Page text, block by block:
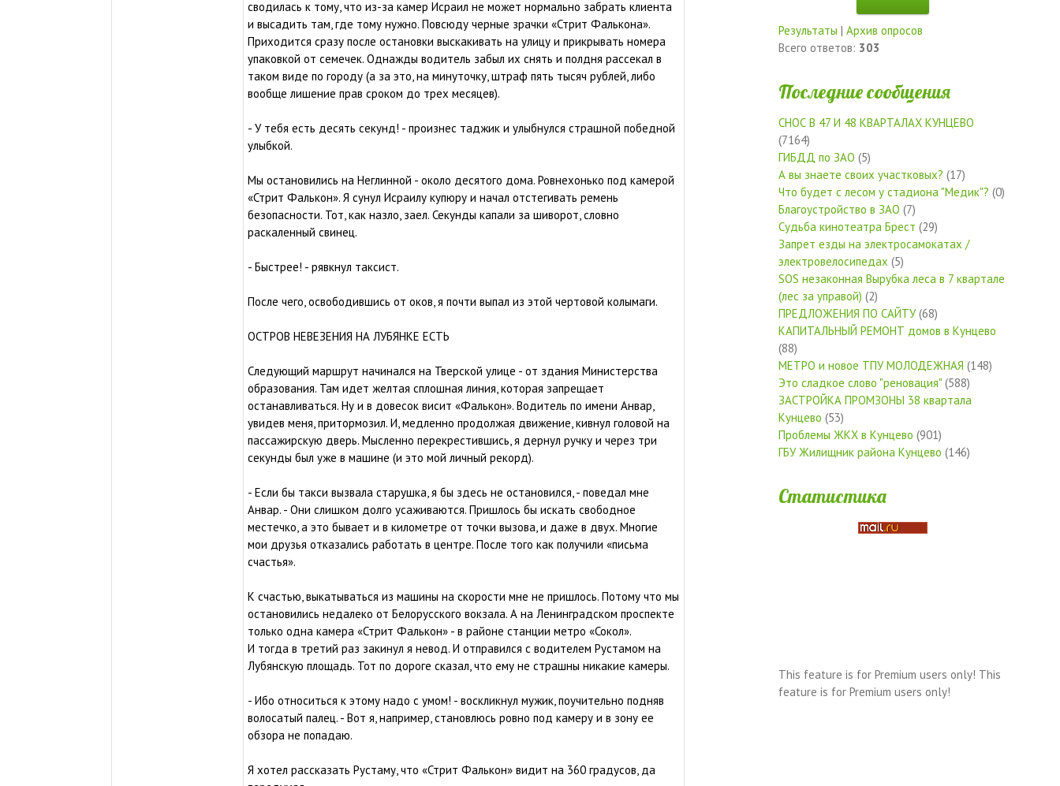
сводилась к тому, что из-за камер Исраил не может нормально забрать клиента
и высадить там, где тому нужно. Повсюду черные зрачки «Стрит Фалькона».
Приходится сразу после остановки выскакивать на улицу и прикрывать номера
упаковкой от семечек. Однажды водитель забыл их снять и полдня рассекал в
таком виде по городу (а за это, на минуточку, штраф пять тысяч рублей, либо
вообще лишение прав сроком до трех месяцев).
- У тебя есть десять секунд! - произнес таджик и улыбнулся страшной победной
улыбкой.
Мы остановились на Неглинной - около десятого дома. Ровнехонько под камерой
«Стрит Фалькон». Я сунул Исраилу купюру и начал отстегивать ремень
безопасности. Тот, как назло, заел. Секунды капали за шиворот, словно
раскаленный свинец.
- Быстрее! - рявкнул таксист.
После чего, освободившись от оков, я почти выпал из этой чертовой колымаги.
ОСТРОВ НЕВЕЗЕНИЯ НА ЛУБЯНКЕ ЕСТЬ
Следующий маршрут начинался на Тверской улице - от здания Министерства
образования. Там идет желтая сплошная линия, которая запрещает
останавливаться. Ну и в довесок висит «Фалькон». Водитель по имени Анвар,
увидев меня, притормозил. И, медленно продолжая движение, кивнул головой на
пассажирскую дверь. Мысленно перекрестившись, я дернул ручку и через три
секунды был уже в машине (и это мой личный рекорд).
- Если бы такси вызвала старушка, я бы здесь не остановился, - поведал мне
Анвар. - Они слишком долго усаживаются. Пришлось бы искать свободное
местечко, а это бывает и в километре от точки вызова, и даже в двух. Многие
мои друзья отказались работать в центре. После того как получили «письма
счастья».
К счастью, выкатываться из машины на скорости мне не пришлось. Потому что мы
остановились недалеко от Белорусского вокзала. А на Ленинградском проспекте
только одна камера «Стрит Фалькон» - в районе станции метро «Сокол».
И тогда в третий раз закинул я невод. И отправился с водителем Рустамом на
Лубянскую площадь. Тот по дороге сказал, что ему не страшны никакие камеры.
- Ибо относиться к этому надо с умом! - воскликнул мужик, поучительно подняв
волосатый палец. - Вот я, например, становлюсь ровно под камеру и в зону ее
обзора не попадаю.
Я хотел рассказать Рустаму, что «Стрит Фалькон» видит на 360 градусов, да
Результаты | Архив опросов
Всего ответов: 303
Последние сообщения
СНОС В 47 И 48 КВАРТАЛАХ КУНЦЕВО
(7164)
ГИБДД по ЗАО (5)
А вы знаете своих участковых? (17)
Что будет с лесом у стадиона "Медик"? (0)
Благоустройство в ЗАО (7)
Судьба кинотеатра Брест (29)
Запрет езды на электросамокатах /
электровелосипедах (5)
SOS незаконная Вырубка леса в 7 квартале
(лес за управой) (2)
ПРЕДЛОЖЕНИЯ ПО САЙТУ(68)
КАПИТАЛЬНЫЙ РЕМОНТ домов в Кунцево
(88)
МЕТРО и новое ТПУ МОЛОДЕЖНАЯ (148)
Это сладкое слово "реновация"(588)
ЗАСТРОЙКА ПРОМЗОНЫ 38 квартала
Кунцево (53)
Проблемы ЖКХ в Кунцево (901)
ГБУ Жилищник района Кунцево (146)
Статистика
This feature is for Premium users only! This
feature is for Premium users only!